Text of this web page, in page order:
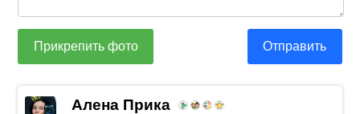
Прикрепить фото Отправить
Алена Прика